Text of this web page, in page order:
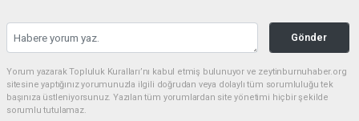
Gönder
Yorum yazarak Topluluk Kuralları’nı kabul etmiş bulunuyor ve zeytinburnuhaber.org
sitesine yaptığınız yorumunuzla ilgili doğrudan veya dolaylı tüm sorumluluğu tek
başınıza üstleniyorsunuz. Yazılan tüm yorumlardan site yönetimi hiçbir şekilde
sorumlu tutulamaz.